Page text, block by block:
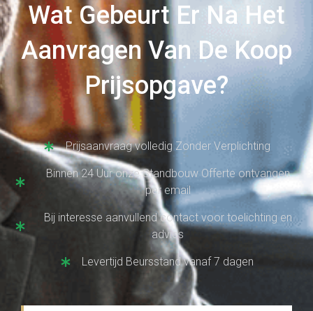
Wat Gebeurt Er Na Het
Aanvragen Van De Koop
Prijsopgave?
Prijsaanvraag volledig Zonder Verplichting
Binnen 24 Uur onze Standbouw Offerte ontvangen
per email
Bij interesse aanvullend contact voor toelichting en
advies
Levertijd Beursstand vanaf 7 dagen